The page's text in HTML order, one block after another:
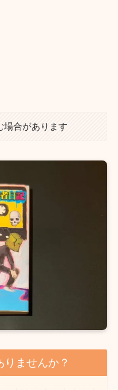
場合があります
ませんか？